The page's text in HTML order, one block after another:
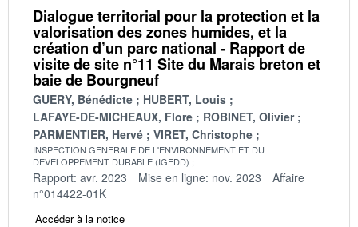
Dialogue territorial pour la protection et la
valorisation des zones humides, et la
création d’un parc national - Rapport de
visite de site n°11 Site du Marais breton et
baie de Bourgneuf
GUERY, Bénédicte
HUBERT, Louis
LAFAYE-DE-MICHEAUX, Flore
ROBINET, Olivier
PARMENTIER, Hervé
VIRET, Christophe
INSPECTION GENERALE DE L'ENVIRONNEMENT ET DU
DEVELOPPEMENT DURABLE (IGEDD)
Rapport: avr. 2023 Mise en ligne: nov. 2023
Affaire
n°014422-01K
Accéder à la notice